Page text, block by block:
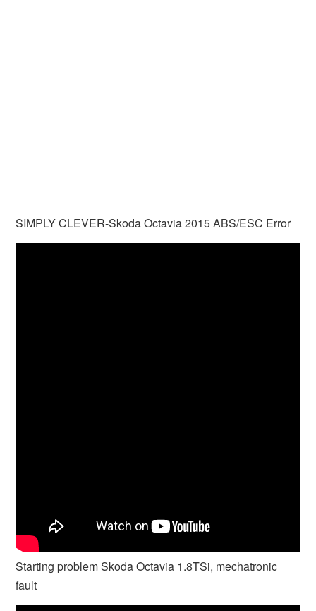
SIMPLY CLEVER-Skoda Octavia 2015 ABS/ESC Error
Starting problem Skoda Octavia 1.8TSi, mechatronic
fault